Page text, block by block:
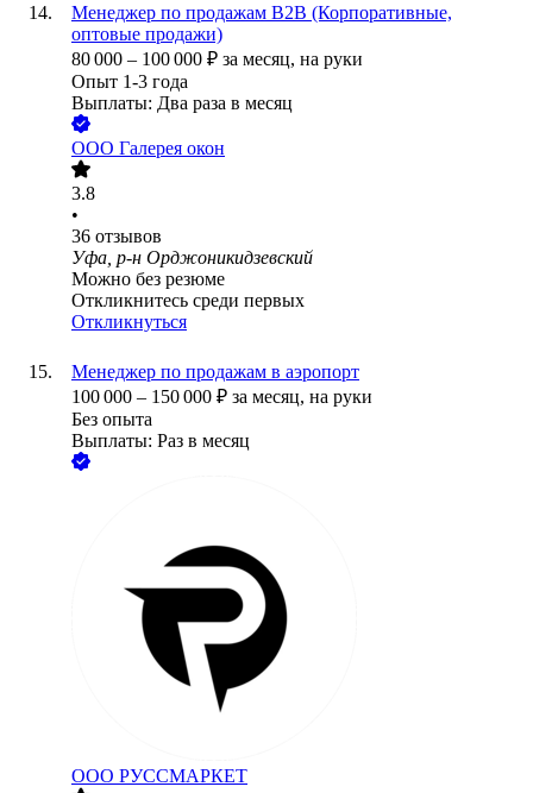
Менеджер по продажам В2В (Корпоративные,
оптовые продажи)
80 000 – 100 000 ₽ за месяц, на руки
Опыт 1-3 года
Выплаты: Два раза в месяц
ООО Галерея окон
3.8
•
36 отзывов
Уфа, р-н Орджоникидзевский
Можно без резюме
Откликнитесь среди первых
Откликнуться
Менеджер по продажам в аэропорт
100 000 – 150 000 ₽ за месяц, на руки
Без опыта
Выплаты: Раз в месяц
ООО РУССМАРКЕТ